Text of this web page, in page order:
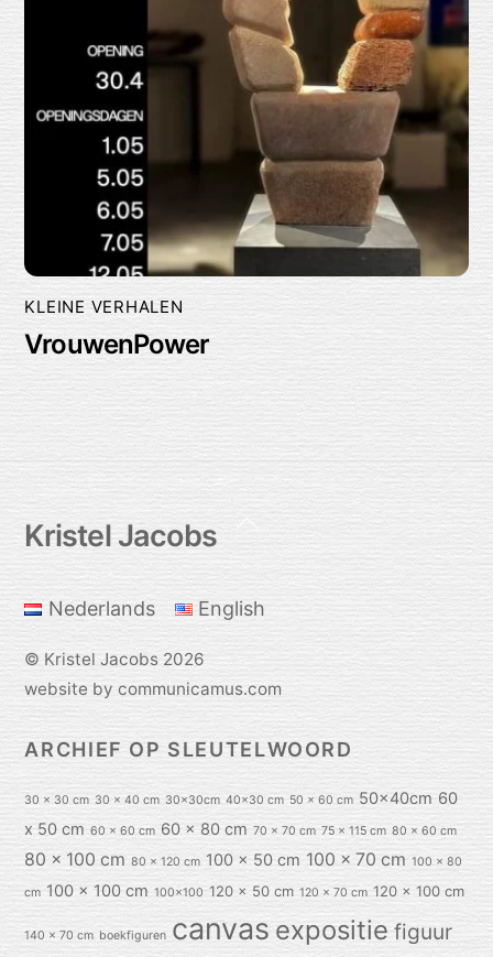
KLEINE VERHALEN
VrouwenPower
Back
To
Top
Kristel Jacobs
Nederlands English
© Kristel Jacobs 2026
website by communicamus.com
ARCHIEF OP SLEUTELWOORD
30 x 30 cm 30 x 40 cm 30x30cm 40x30 cm 50 x 60 cm 50x40cm 60
x 50 cm 60 x 60 cm 60 x 80 cm 70 x 70 cm 75 x 115 cm 80 x 60 cm
80 x 100 cm 80 x 120 cm 100 x 50 cm 100 x 70 cm 100 x 80
cm 100 x 100 cm 100x100 120 x 50 cm 120 x 70 cm 120 x 100 cm
140 x 70 cm boekfiguren canvas expositie figuur